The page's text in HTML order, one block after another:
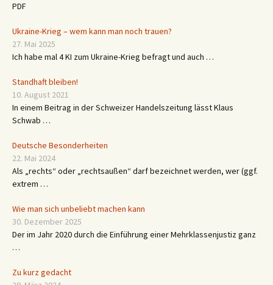
PDF
Ukraine-Krieg – wem kann man noch trauen?
27. Mai 2025
Ich habe mal 4 KI zum Ukraine-Krieg befragt und auch …
Standhaft bleiben!
10. August 2021
In einem Beitrag in der Schweizer Handelszeitung lässt Klaus
Schwab …
Deutsche Besonderheiten
22. Mai 2024
Als „rechts“ oder „rechtsaußen“ darf bezeichnet werden, wer (ggf.
extrem …
Wie man sich unbeliebt machen kann
30. Dezember 2025
Der im Jahr 2020 durch die Einführung einer Mehrklassenjustiz ganz
…
Zu kurz gedacht